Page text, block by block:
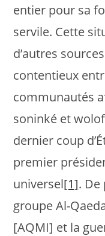
entier pour sa
servile. Cette
d’autres
contentieux
communautés
soninké et
dernier coup
premier
universel[1]. De
groupe Al-
[AQMI] et la